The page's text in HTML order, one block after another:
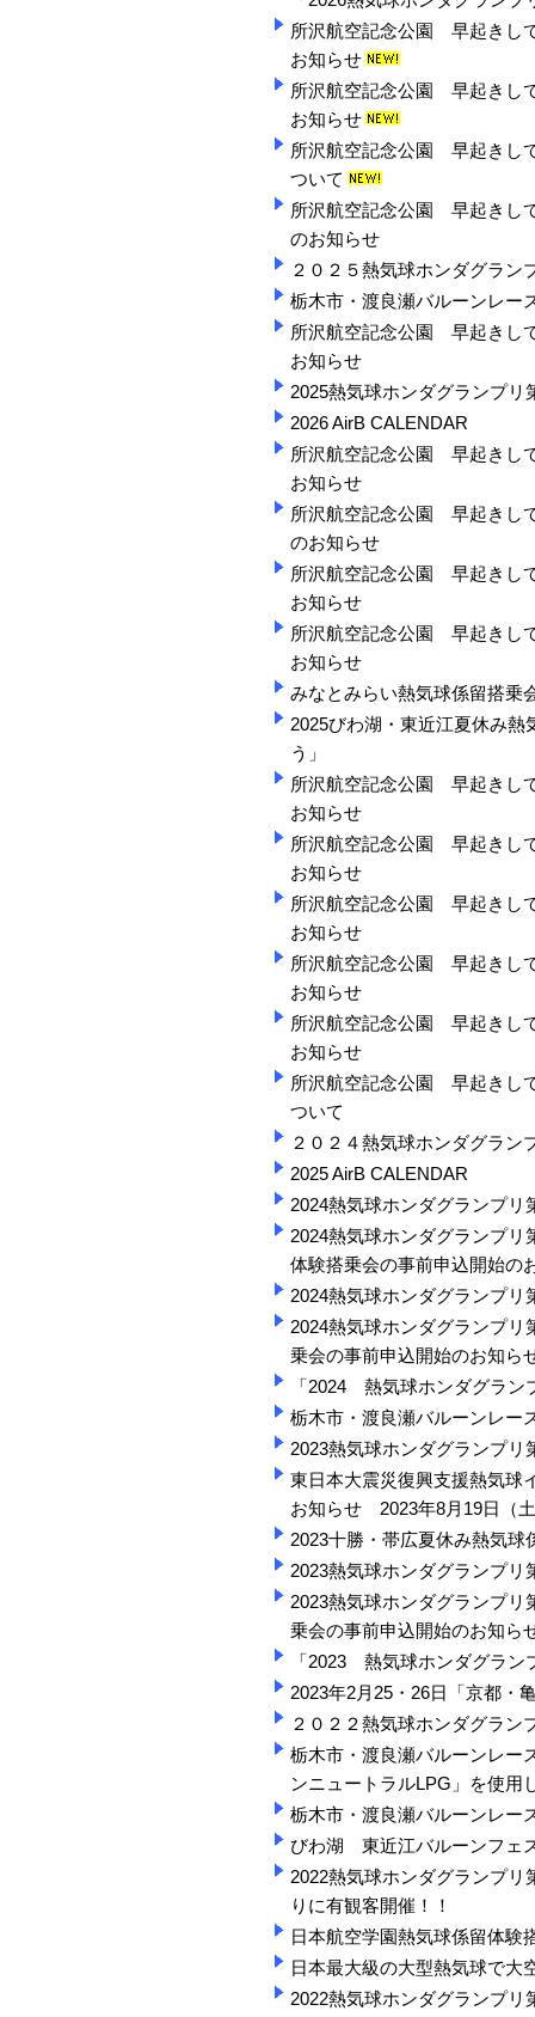
所沢航空記念公園 早起きし
お知らせ
所沢航空記念公園 早起きし
お知らせ
所沢航空記念公園 早起きし
ついて
所沢航空記念公園 早起きし
のお知らせ
２０２５熱気球ホンダグラン
栃木市・渡良瀬バルーンレー
所沢航空記念公園 早起きし
お知らせ
2025熱気球ホンダグランプ
2026 AirB CALENDAR
所沢航空記念公園 早起きし
お知らせ
所沢航空記念公園 早起きし
のお知らせ
所沢航空記念公園 早起きし
お知らせ
所沢航空記念公園 早起きし
お知らせ
みなとみらい熱気球係留搭乗
2025びわ湖・東近江夏休み
う」
所沢航空記念公園 早起きし
お知らせ
所沢航空記念公園 早起きし
お知らせ
所沢航空記念公園 早起きし
お知らせ
所沢航空記念公園 早起きし
お知らせ
所沢航空記念公園 早起きし
お知らせ
所沢航空記念公園 早起きし
ついて
２０２４熱気球ホンダグラン
2025 AirB CALENDAR
2024熱気球ホンダグランプ
2024熱気球ホンダグランプ
体験搭乗会の事前申込開始の
2024熱気球ホンダグランプ
2024熱気球ホンダグランプ
乗会の事前申込開始のお知ら
「2024 熱気球ホンダグラン
栃木市・渡良瀬バルーンレー
2023熱気球ホンダグランプ
東日本大震災復興支援熱気
お知らせ 2023年8月19日（
2023十勝・帯広夏休み熱気
2023熱気球ホンダグランプ
2023熱気球ホンダグランプ
乗会の事前申込開始のお知ら
「2023 熱気球ホンダグラン
2023年2月25・26日「京都
２０２２熱気球ホンダグラ
栃木市・渡良瀬バルーンレー
ンニュートラルLPG」を使用
栃木市・渡良瀬バルーンレー
びわ湖 東近江バルーンフェ
2022熱気球ホンダグランプ
りに有観客開催！！
日本航空学園熱気球係留体験
日本最大級の大型熱気球で大
2022熱気球ホンダグランプ